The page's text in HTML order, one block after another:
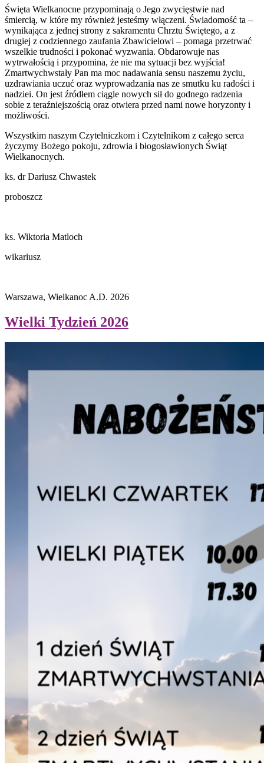
Święta Wielkanocne przypominają o Jego zwycięstwie nad
śmiercią, w które my również jesteśmy włączeni. Świadomość ta –
wynikająca z jednej strony z sakramentu Chrztu Świętego, a z
drugiej z codziennego zaufania Zbawicielowi – pomaga przetrwać
wszelkie trudności i pokonać wyzwania. Obdarowuje nas
wytrwałością i przypomina, że nie ma sytuacji bez wyjścia!
Zmartwychwstały Pan ma moc nadawania sensu naszemu życiu,
uzdrawiania uczuć oraz wyprowadzania nas ze smutku ku radości i
nadziei. On jest źródłem ciągle nowych sił do godnego radzenia
sobie z teraźniejszością oraz otwiera przed nami nowe horyzonty i
możliwości.
Wszystkim naszym Czytelniczkom i Czytelnikom z całego serca
życzymy Bożego pokoju, zdrowia i błogosławionych Świąt
Wielkanocnych.
ks. dr Dariusz Chwastek
proboszcz
ks. Wiktoria Matloch
wikariusz
Warszawa, Wielkanoc A.D. 2026
Wielki Tydzień 2026